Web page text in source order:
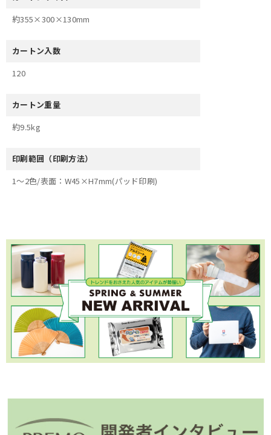
約355×300×130mm
カートン入数
120
カートン重量
約9.5kg
印刷範囲（印刷方法）
1～2色/表面：W45×H7mm(パッド印刷)